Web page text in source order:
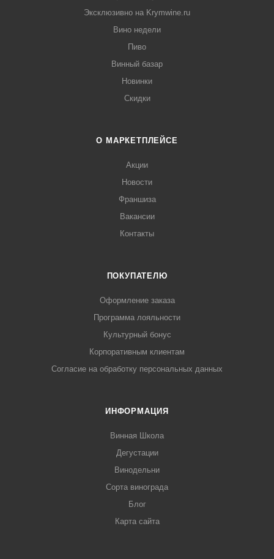
Эксклюзивно на Krymwine.ru
Вино недели
Пиво
Винный базар
Новинки
Скидки
О МАРКЕТПЛЕЙСЕ
Акции
Новости
Франшиза
Вакансии
Контакты
ПОКУПАТЕЛЮ
Оформление заказа
Программа лояльности
Культурный бонус
Корпоративным клиентам
Согласие на обработку персональных данных
ИНФОРМАЦИЯ
Винная Школа
Дегустации
Винодельни
Сорта винограда
Блог
Карта сайта